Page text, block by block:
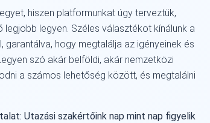
hiszen platformunkat úgy terveztük,
legjobb legyen. Széles választékot kínálunk a
garantálva, hogy megtalálja az igényeinek és
szó akár belföldi, akár nemzetközi
a számos lehetőség között, és megtalálni
Utazási szakértőink nap mint nap figyelik